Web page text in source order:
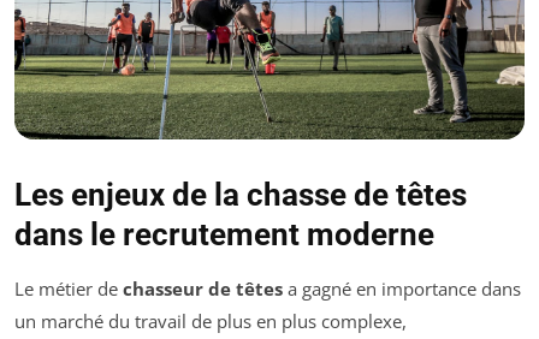
Les enjeux de la chasse de têtes
dans le recrutement moderne
Le métier de chasseur de têtes a gagné en importance dans
un marché du travail de plus en plus complexe,